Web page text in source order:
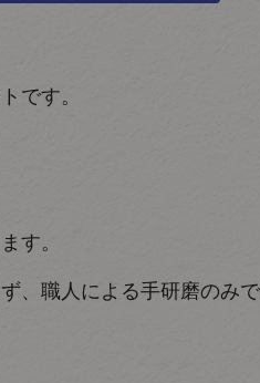
です。
す。
、職人による手研磨のみ